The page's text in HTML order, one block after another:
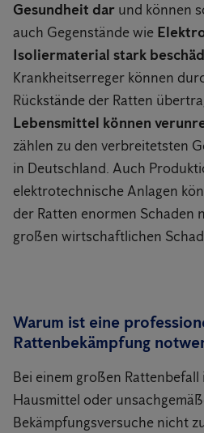
Gesundheit dar und können
auch Gegenstände wie
Isoliermaterial stark
Krankheitserreger können
Rückstände der Ratten
Lebensmittel können
zählen zu den verbreitetsten
in Deutschland. Auch
elektrotechnische Anlagen
der Ratten enormen Schaden
großen wirtschaftlichen
Warum ist eine
Rattenbekämpfung
Bei einem großen
Hausmittel oder
Bekämpfungsversuche nicht